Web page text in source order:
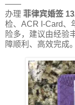
——
办理 菲律宾婚签
检、ACR I-Card、
险多，建议由经验
障顺利、高效完成。